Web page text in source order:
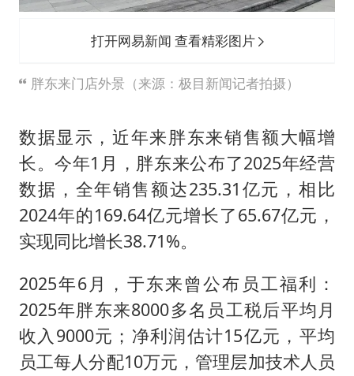
打开网易新闻 查看精彩图片
胖东来门店外景（来源：极目新闻记者拍摄）
数据显示，近年来胖东来销售额大幅增
长。今年1月，胖东来公布了2025年经营
数据，全年销售额达235.31亿元，相比
2024年的169.64亿元增长了65.67亿元，
实现同比增长38.71%。
2025年6月，于东来曾公布员工福利：
2025年胖东来8000多名员工税后平均月
收入9000元；净利润估计15亿元，平均
员工每人分配10万元，管理层加技术人员